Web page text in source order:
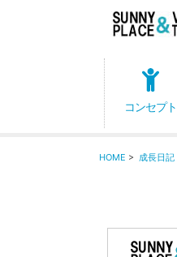
コンセプト
HOME > 成長日記